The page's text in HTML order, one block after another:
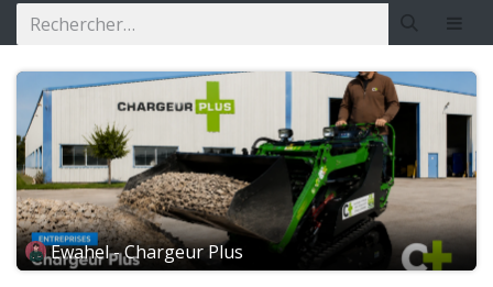
Ewahel - Chargeur Plus